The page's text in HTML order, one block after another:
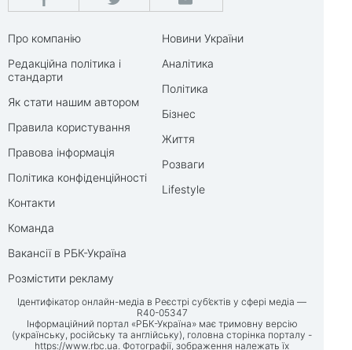
Про компанію
Редакційна політика і
стандарти
Як стати нашим автором
Правила користування
Правова інформація
Політика конфіденційності
Контакти
Команда
Вакансії в РБК-Україна
Розмістити рекламу
Новини України
Аналітика
Політика
Бізнес
Життя
Розваги
Lifestyle
Ідентифікатор онлайн-медіа в Реєстрі суб’єктів у сфері медіа —
R40-05347
Інформаційний портал «РБК-Україна» має тримовну версію
(українську, російську та англійську), головна сторінка порталу -
https://www.rbc.ua. Фотографії, зображення належать їх